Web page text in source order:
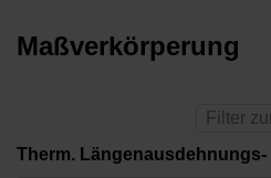
Maßverkörperung
Filter
Therm.